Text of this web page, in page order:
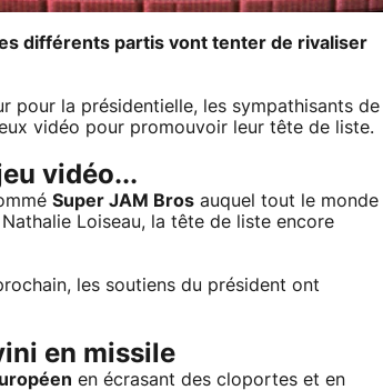
différents partis vont tenter de rivaliser
pour la présidentielle, les sympathisants de
vidéo pour promouvoir leur tête de liste.
vidéo...
Super JAM Bros auquel tout le monde
Loiseau, la tête de liste encore
les soutiens du président ont
en missile
en écrasant des cloportes et en